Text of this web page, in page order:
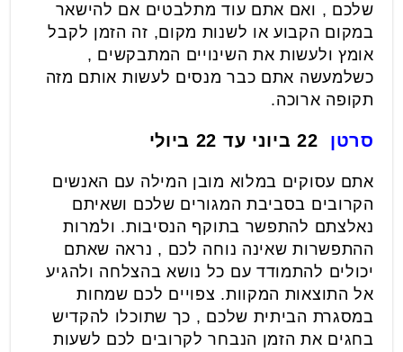
שלכם , ואם אתם עוד מתלבטים אם להישאר
במקום הקבוע או לשנות מקום, זה הזמן לקבל
אומץ ולעשות את השינויים המתבקשים ,
כשלמעשה אתם כבר מנסים לעשות אותם מזה
תקופה ארוכה.
סרטן
אתם עסוקים במלוא מובן המילה עם האנשים
הקרובים בסביבת המגורים שלכם ושאיתם
נאלצתם להתפשר בתוקף הנסיבות. ולמרות
ההתפשרות שאינה נוחה לכם , נראה שאתם
יכולים להתמודד עם כל נושא בהצלחה ולהגיע
אל התוצאות המקוות. צפויים לכם שמחות
במסגרת הביתית שלכם , כך שתוכלו להקדיש
בחגים את הזמן הנבחר לקרובים לכם לשעות